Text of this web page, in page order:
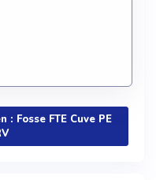
Fosse FTE Cuve PE